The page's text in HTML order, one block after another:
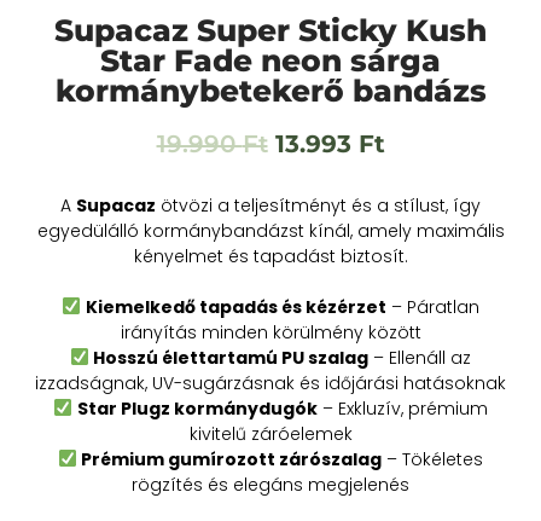
Supacaz Super Sticky Kush
Star Fade neon sárga
kormánybetekerő bandázs
19.990Ft 13.993 Ft
A Supacaz ötvözi a teljesítményt és a stílust, így
egyedülálló kormánybandázst kínál, amely maximális
kényelmet és tapadást biztosít.
Kiemelkedő tapadás és kézérzet – Páratlan
irányítás minden körülmény között
Hosszú élettartamú PU szalag – Ellenáll az
izzadságnak, UV-sugárzásnak és időjárási hatásoknak
Star Plugz kormánydugók– Exkluzív, prémium
kivitelű záróelemek
Prémium gumírozott zárószalag – Tökéletes
rögzítés és elegáns megjelenés